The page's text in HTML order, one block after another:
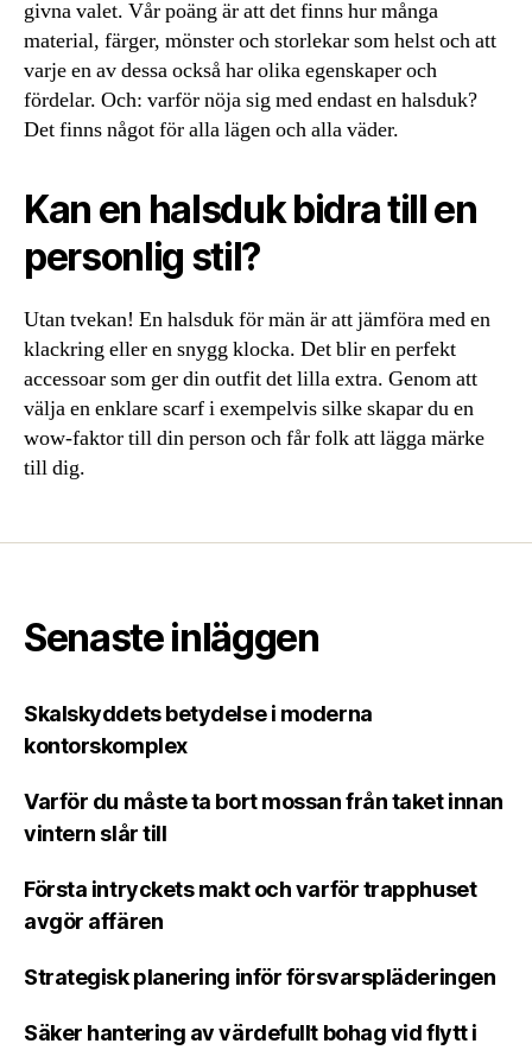
givna valet. Vår poäng är att det finns hur många
material, färger, mönster och storlekar som helst och att
varje en av dessa också har olika egenskaper och
fördelar. Och: varför nöja sig med endast en halsduk?
Det finns något för alla lägen och alla väder.
Kan en halsduk bidra till en
personlig stil?
Utan tvekan! En halsduk för män är att jämföra med en
klackring eller en snygg klocka. Det blir en perfekt
accessoar som ger din outfit det lilla extra. Genom att
välja en enklare scarf i exempelvis silke skapar du en
wow-faktor till din person och får folk att lägga märke
till dig.
Senaste inläggen
Skalskyddets betydelse i moderna
kontorskomplex
Varför du måste ta bort mossan från taket innan
vintern slår till
Första intryckets makt och varför trapphuset
avgör affären
Strategisk planering inför försvarspläderingen
Säker hantering av värdefullt bohag vid flytt i